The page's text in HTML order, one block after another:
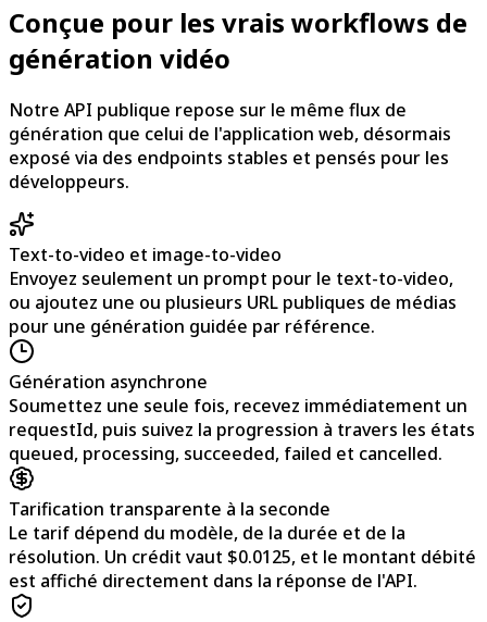
Conçue pour les vrais workflows de
génération vidéo
Notre API publique repose sur le même flux de
génération que celui de l'application web, désormais
exposé via des endpoints stables et pensés pour les
développeurs.
Text-to-video et image-to-video
Envoyez seulement un prompt pour le text-to-video,
ou ajoutez une ou plusieurs URL publiques de médias
pour une génération guidée par référence.
Génération asynchrone
Soumettez une seule fois, recevez immédiatement un
requestId, puis suivez la progression à travers les états
queued, processing, succeeded, failed et cancelled.
Tarification transparente à la seconde
Le tarif dépend du modèle, de la durée et de la
résolution. Un crédit vaut $0.0125, et le montant débité
est affiché directement dans la réponse de l'API.